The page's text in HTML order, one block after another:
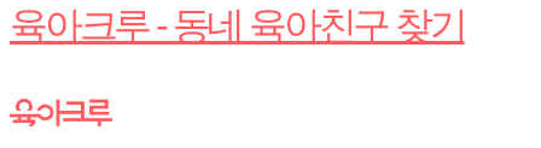
육아크루 - 동네 육아친구 찾기